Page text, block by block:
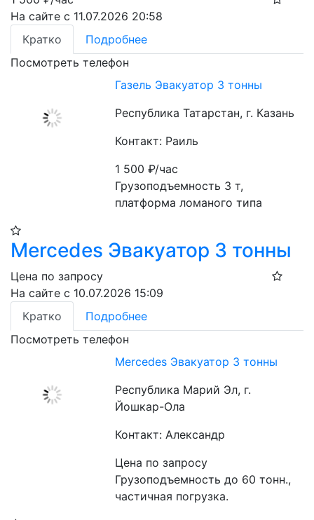
На сайте с 11.07.2026 20:58
Кратко
Подробнее
Посмотреть телефон
Газель Эвакуатор 3 тонны
Республика Татарстан, г. Казань
Контакт: Раиль
1 500₽/час
Грузоподъемность 3 т,
платформа ломаного типа
Mercedes Эвакуатор 3 тонны
Цена по запросу
На сайте с 10.07.2026 15:09
Кратко
Подробнее
Посмотреть телефон
Mercedes Эвакуатор 3 тонны
Республика Марий Эл, г.
Йошкар-Ола
Контакт: Александр
Цена по запросу
Грузоподъемность до 60 тонн.,
частичная погрузка.